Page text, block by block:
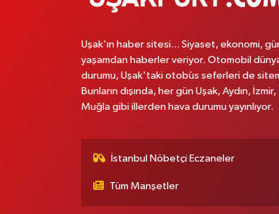
Uşak'ın haber sitesi... Siyaset, ekonomi,
yaşamdan haberler veriyor. Otomobil
durumu, Uşak'taki otobüs seferleri de
Bunların dışında, her gün Uşak, Aydın,
Muğla gibi illerden hava durumu yayınlıyor.
İstanbul Nöbetçi Eczaneler
Tüm Manşetler